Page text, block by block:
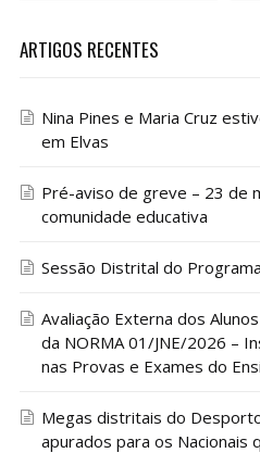
ARTIGOS RECENTES
Nina Pines e Maria Cruz
em Elvas
Pré-aviso de greve – 23 de
comunidade educativa
Sessão Distrital do
Avaliação Externa dos
da NORMA 01/JNE/2026 –
nas Provas e Exames do
Megas distritais do
apurados para os Nacionais